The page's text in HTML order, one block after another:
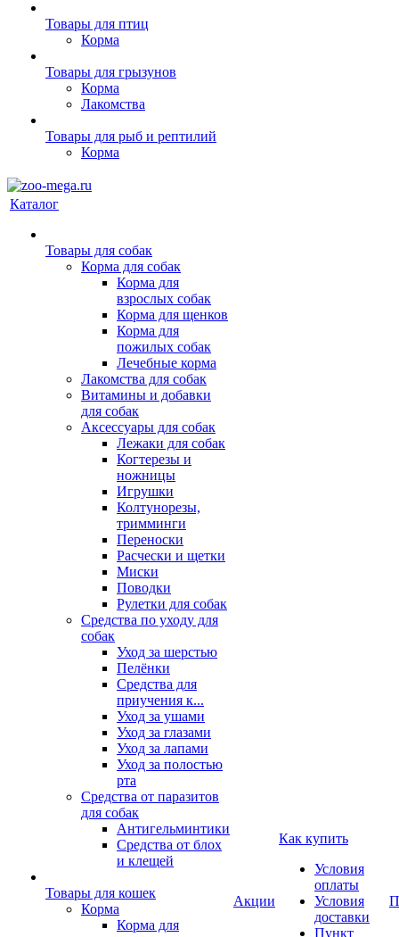
Товары для птиц
Корма
Товары для грызунов
Корма
Лакомства
Товары для рыб и рептилий
Корма
Каталог
Товары для собак
Корма для собак
Корма для
взрослых собак
Корма для щенков
Корма для
пожилых собак
Лечебные корма
Лакомства для собак
Витамины и добавки
для собак
Аксессуары для собак
Лежаки для собак
Когтерезы и
ножницы
Игрушки
Колтунорезы,
тримминги
Переноски
Расчески и щетки
Миски
Поводки
Рулетки для собак
Средства по уходу для
собак
Уход за шерстью
Пелёнки
Средства для
приучения к...
Уход за ушами
Уход за глазами
Уход за лапами
Уход за полостью
рта
Средства от паразитов
для собак
Антигельминтики
Средства от блох
и клещей
Товары для кошек
Корма
Корма для
Акции
Как купить
Условия
оплаты
Условия
доставки
Пункт